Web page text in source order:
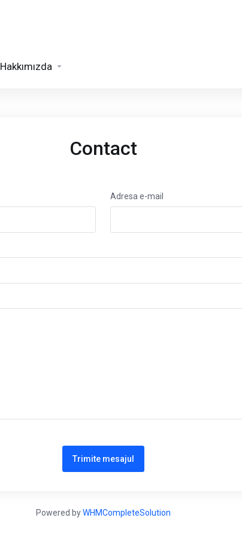
Hakkımızda
Contact
Adresa e-mail
Trimite mesajul
Powered byWHMCompleteSolution